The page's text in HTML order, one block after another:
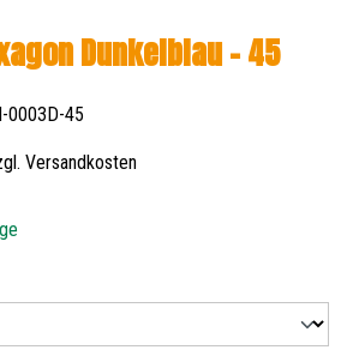
Dunkelblau - 45
0003D-45
Versandkosten